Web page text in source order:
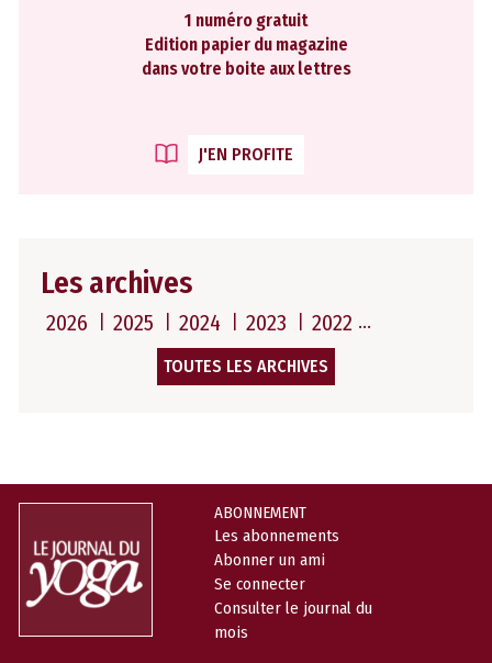
1 numéro gratuit
Edition papier du magazine
dans votre boite aux lettres
J'EN PROFITE
Les archives
2026 2025 2024 2023 2022
TOUTES LES ARCHIVES
ABONNEMENT
Les abonnements
Abonner un ami
Se connecter
Consulter le journal du
mois